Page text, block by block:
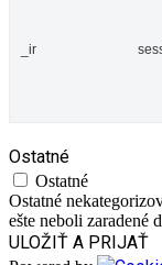
_ir
Ostatné
Ostatné
Ostatné
ešte neboli zaradené
ULOŽIŤ A PRIJAŤ